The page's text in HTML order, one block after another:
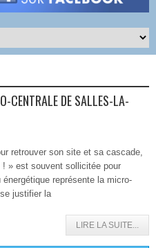
CENTRALE DE SALLES-LA-
retrouver son site et sa cascade,
! » est souvent sollicitée pour
représente la micro-
justifier la
LIRE LA SUITE...